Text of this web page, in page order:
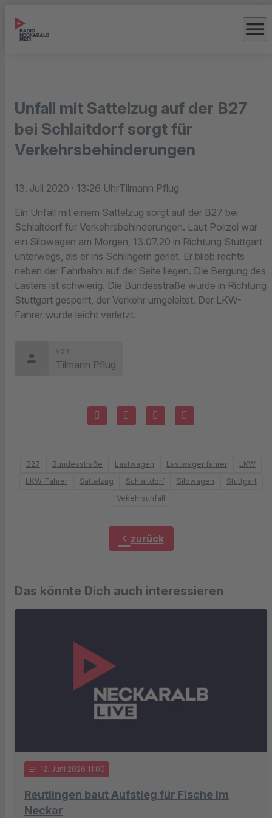
menu
Unfall mit Sattelzug auf der B27
bei Schlaitdorf sorgt für
Verkehrsbehinderungen
13. Juli 2020 · 13:26 UhrTilmann Pflug
Ein Unfall mit einem Sattelzug sorgt auf der B27 bei
Schlaitdorf für Verkehrsbehinderungen. Laut Polizei war
ein Silowagen am Morgen, 13.07.20 in Richtung Stuttgart
unterwegs, als er ins Schlingern geriet. Er blieb rechts
neben der Fahrbahn auf der Seite liegen. Die Bergung des
Lasters ist schwierig. Die Bundesstraße wurde in Richtung
Stuttgart gesperrt, der Verkehr umgeleitet. Der LKW-
Fahrer wurde leicht verletzt.
person
von
Tilmann Pflug
B27 Bundesstraße Lastwagen Lastwagenfahrer
LKW
LKW-Fahrer
Sattelzug Schlaitdorf Silowagen
Stuttgart
Vekehrsunfall
chevron_left zurück
Das könnte Dich auch interessieren
notes 12. Juni 2026 11:00
Reutlingen baut Aufstieg für Fische im
Neckar